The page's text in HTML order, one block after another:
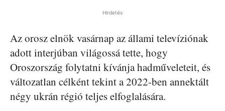
Hirdetés
Az orosz elnök vasárnap az állami televíziónak
adott interjúban világossá tette, hogy
Oroszország folytatni kívánja hadműveleteit, és
változatlan célként tekint a 2022-ben annektált
négy ukrán régió teljes elfoglalására.